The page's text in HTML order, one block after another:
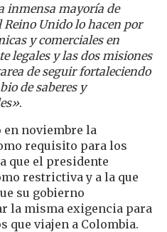
inmensa mayoría de
Unido lo hacen por
y comerciales en
legales y las dos misiones
de seguir fortaleciendo
de saberes y
.
noviembre la
requisito para los
que el presidente
restrictiva y a la que
su gobierno
la misma exigencia para
que viajen a Colombia.